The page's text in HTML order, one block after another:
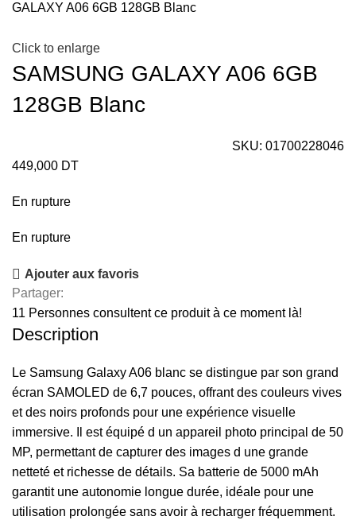
GALAXY A06 6GB 128GB Blanc
Click to enlarge
SAMSUNG GALAXY A06 6GB
128GB Blanc
SKU: 01700228046
449,000 DT
En rupture
En rupture
Ajouter aux favoris
Partager:
11 Personnes consultent ce produit à ce moment là!
Description
Le Samsung Galaxy A06 blanc se distingue par son grand
écran SAMOLED de 6,7 pouces, offrant des couleurs vives
et des noirs profonds pour une expérience visuelle
immersive. Il est équipé d un appareil photo principal de 50
MP, permettant de capturer des images d une grande
netteté et richesse de détails. Sa batterie de 5000 mAh
garantit une autonomie longue durée, idéale pour une
utilisation prolongée sans avoir à recharger fréquemment.